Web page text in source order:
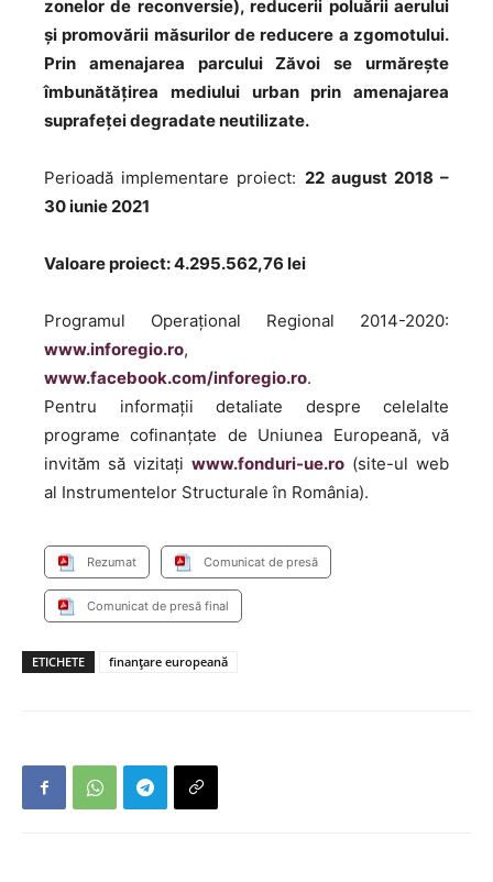
zonelor de reconversie), reducerii poluării aerului
și promovării măsurilor de reducere a zgomotului.
Prin amenajarea parcului Zăvoi se urmărește
îmbunătățirea mediului urban prin amenajarea
suprafeței degradate neutilizate.
Perioadă implementare proiect: 22 august 2018 –
30 iunie 2021
Valoare proiect: 4.295.562,76 lei
Programul Operaţional Regional 2014-2020:
www.inforegio.ro,
www.facebook.com/inforegio.ro.
Pentru informaţii detaliate despre celelalte
programe cofinanţate de Uniunea Europeană, vă
invităm să vizitaţi www.fonduri-ue.ro (site-ul web
al Instrumentelor Structurale în România).
Rezumat Comunicat de presă
Comunicat de presă final
ETICHETE finanţare europeană